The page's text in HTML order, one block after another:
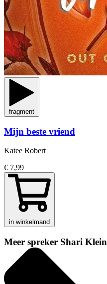
fragment
Mijn beste vriend
Katee Robert
€ 7,99
in winkelmand
Meer spreker Shari Klein